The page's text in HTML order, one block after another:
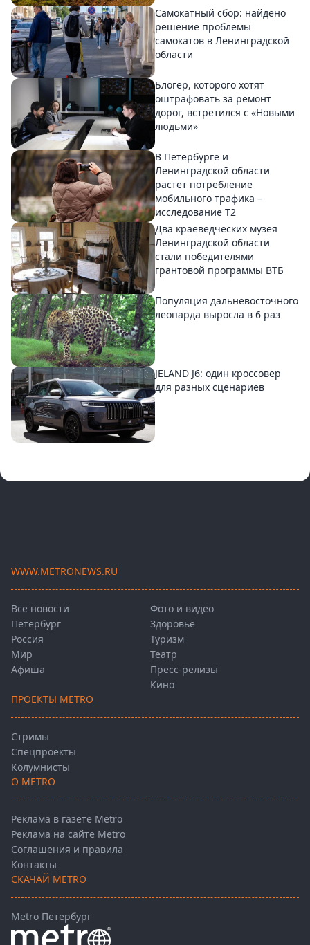
Самокатный сбор: найдено
решение проблемы
самокатов в Ленинградской
области
Блогер, которого хотят
оштрафовать за ремонт
дорог, встретился с «Новыми
людьми»
В Петербурге и
Ленинградской области
растет потребление
мобильного трафика –
исследование T2
Два краеведческих музея
Ленинградской области
стали победителями
грантовой программы ВТБ
Популяция дальневосточного
леопарда выросла в 6 раз
JELAND J6: один кроссовер
для разных сценариев
WWW.METRONEWS.RU
Все новости
Петербург
Россия
Мир
Афиша
Фото и видео
Здоровье
Туризм
Театр
Пресс-релизы
Кино
ПРОЕКТЫ METRO
Стримы
Спецпроекты
Колумнисты
О METRO
Реклама в газете Metro
Реклама на сайте Metro
Соглашения и правила
Контакты
СКАЧАЙ METRO
Metro Петербург